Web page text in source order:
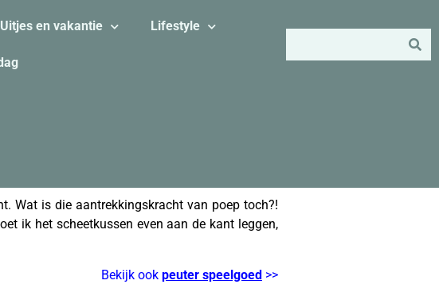
Uitjes en vakantie Lifestyle
Wat is die aantrekkingskracht van poep toch?!
ik het scheetkussen even aan de kant leggen,
Bekijk ook peuter speelgoed >>